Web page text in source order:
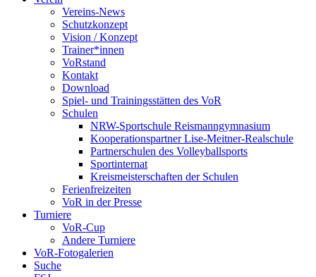
Vereins-News
Schutzkonzept
Vision / Konzept
Trainer*innen
VoRstand
Kontakt
Download
Spiel- und Trainingsstätten des VoR
Schulen
NRW-Sportschule Reismanngymnasium
Kooperationspartner Lise-Meitner-Realschule
Partnerschulen des Volleyballsports
Sportinternat
Kreismeisterschaften der Schulen
Ferienfreizeiten
VoR in der Presse
Turniere
VoR-Cup
Andere Turniere
VoR-Fotogalerien
Suche